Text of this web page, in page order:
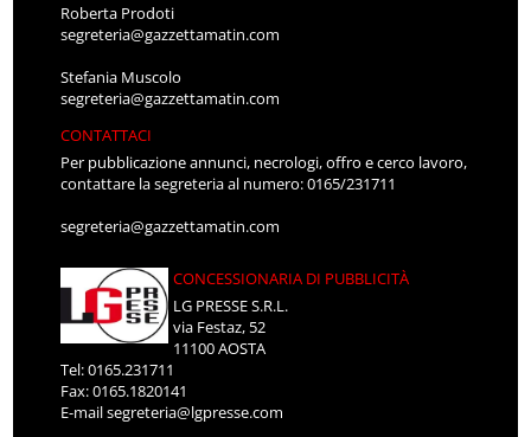
Roberta Prodoti
segreteria@gazzettamatin.com
Stefania Muscolo
segreteria@gazzettamatin.com
CONTATTACI
Per pubblicazione annunci, necrologi, offro e cerco lavoro,
contattare la segreteria al numero: 0165/231711
segreteria@gazzettamatin.com
CONCESSIONARIA DI PUBBLICITÀ
LG PRESSE S.R.L.
via Festaz, 52
11100 AOSTA
Tel: 0165.231711
Fax: 0165.1820141
E-mailsegreteria@lgpresse.com